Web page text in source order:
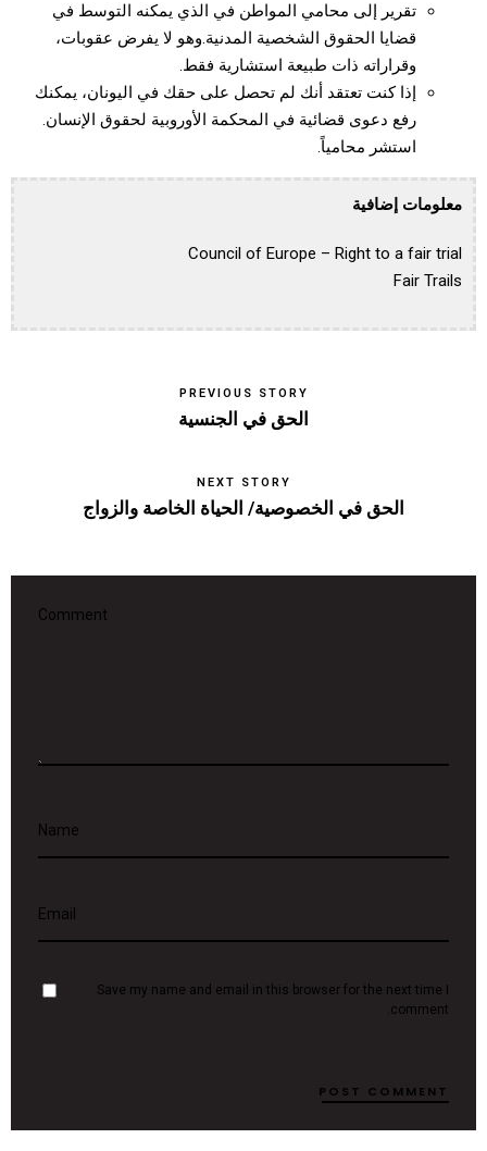
تقرير إلى محامي المواطن في الذي يمكنه التوسط في
قضايا الحقوق الشخصية المدنية.وهو لا يفرض عقوبات،
وقراراته ذات طبيعة استشارية فقط.
إذا كنت تعتقد أنك لم تحصل على حقك في اليونان، يمكنك
رفع دعوى قضائية في المحكمة الأوروبية لحقوق الإنسان.
استشر محامياً.
معلومات إضافية
Council of Europe – Right to a fair trial
Fair Trails
PREVIOUS STORY
الحق في الجنسية
NEXT STORY
الحق في الخصوصية/ الحياة الخاصة والزواج
Comment
Name
Email
Save my name and email in this browser for the next time I
comment.